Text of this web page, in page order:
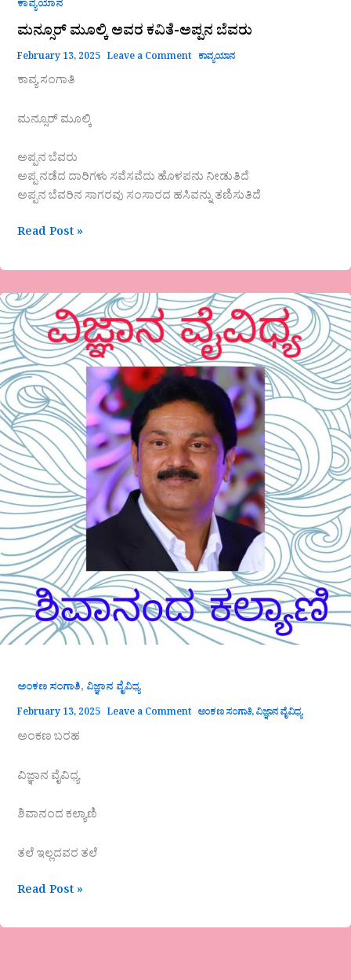
ಕಾವ್ಯಯಾನ
ಮನ್ಸೂರ್ ಮೂಲ್ಕಿ ಅವರ ಕವಿತೆ-ಅಪ್ಪನ ಬೆವರು
February 13, 2025 Leave a Comment ಕಾವ್ಯಯಾನ
ಕಾವ್ಯ ಸಂಗಾತಿ
ಮನ್ಸೂರ್ ಮೂಲ್ಕಿ
ಅಪ್ಪನ ಬೆವರು
ಅಪ್ಪ ನಡೆದ ದಾರಿಗಳು ಸವೆಸವೆದು ಹೊಳಪನು ನೀಡುತಿದೆ
ಅಪ್ಪನ ಬೆವರಿನ ಸಾಗರವು ಸಂಸಾರದ ಹಸಿವನ್ನು ತಣಿಸುತಿದೆ
ಮೂಲ್ಕಿ
ಅವರ
ಅಪ್ಪನ
ಬೆವರು
Read Post »
ಅಂಕಣ ಸಂಗಾತಿ, ವಿಜ್ಞಾನ ವೈವಿಧ್ಯ
February 13, 2025 Leave a Comment ಅಂಕಣ ಸಂಗಾತಿ,ವಿಜ್ಞಾನ ವೈವಿಧ್ಯ
ಅಂಕಣ ಬರಹ
ವಿಜ್ಞಾನ ವೈವಿಧ್ಯ
ಶಿವಾನಂದ ಕಲ್ಯಾಣಿ
ತಲೆ ಇಲ್ಲದವರ ತಲೆ
Read Post »